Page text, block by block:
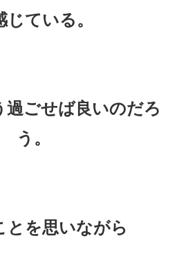
じている。
過ごせば良いのだろ
う。
とを思いながら